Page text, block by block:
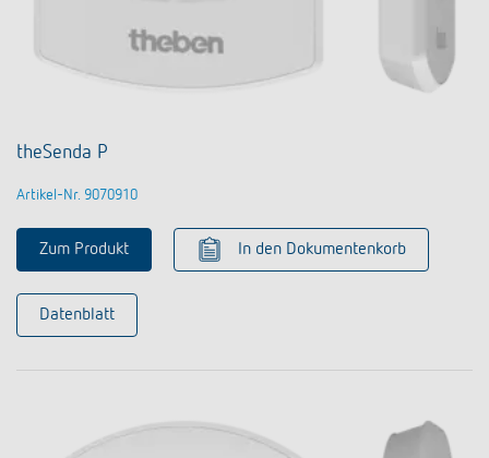
theSenda P
Artikel-Nr. 9070910
Zum Produkt In den Dokumentenkorb
Datenblatt